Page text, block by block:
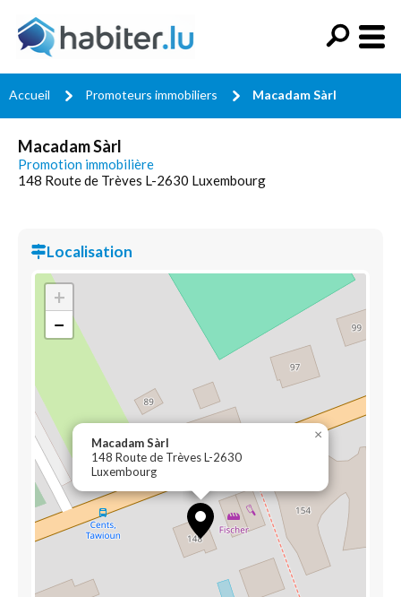
Accueil Promoteurs immobiliers Macadam Sàrl
Macadam Sàrl
Promotion immobilière
148 Route de Trèves L-2630 Luxembourg
Localisation
Macadam Sàrl
148 Route de Trèves L-2630
Luxembourg
×
+
−